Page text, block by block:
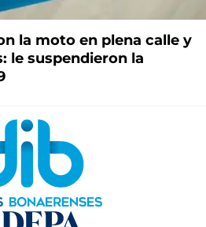
la moto en plena calle y
le suspendieron la